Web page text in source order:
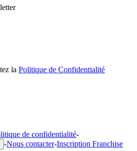
la Politique de Confidentialité
de confidentialité-
-Nous contacter-Inscription Franchise